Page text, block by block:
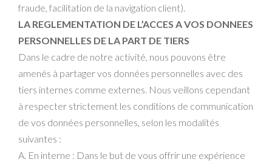
fraude, facilitation de la navigation client).
LA REGLEMENTATION DE L’ACCES A VOS DONNEES
PERSONNELLES DE LA PART DE TIERS
Dans le cadre de notre activité, nous pouvons être
amenés à partager vos données personnelles avec des
tiers internes comme externes. Nous veillons cependant
à respecter strictement les conditions de communication
de vos données personnelles, selon les modalités
suivantes :
A. En interne : Dans le but de vous offrir une expérience